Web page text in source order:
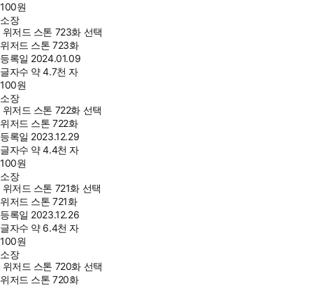
100원
소장
위저드 스톤 723화 선택
위저드 스톤 723화
등록일 2024.01.09
글자수 약 4.7천 자
100원
소장
위저드 스톤 722화 선택
위저드 스톤 722화
등록일 2023.12.29
글자수 약 4.4천 자
100원
소장
위저드 스톤 721화 선택
위저드 스톤 721화
등록일 2023.12.26
글자수 약 6.4천 자
100원
소장
위저드 스톤 720화 선택
위저드 스톤 720화